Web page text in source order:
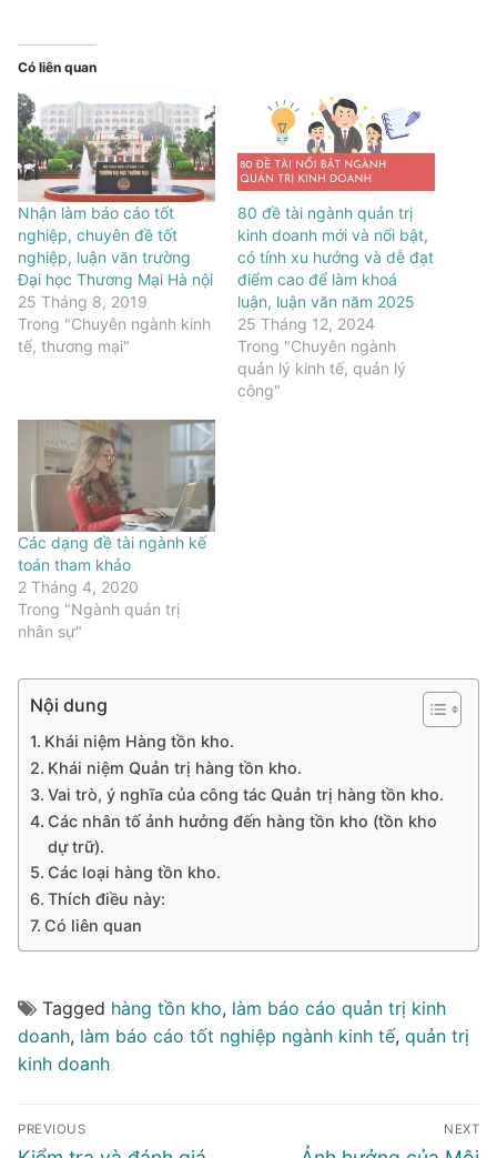
Có liên quan
Nhận làm báo cáo tốt
nghiệp, chuyên đề tốt
nghiệp, luận văn trường
Đại học Thương Mại Hà nội
25 Tháng 8, 2019
Trong "Chuyên ngành kinh
tế, thương mại"
80 đề tài ngành quản trị
kinh doanh mới và nổi bật,
có tính xu hướng và dễ đạt
điểm cao để làm khoá
luận, luận văn năm 2025
25 Tháng 12, 2024
Trong "Chuyên ngành
quản lý kinh tế, quản lý
công"
Các dạng đề tài ngành kế
toán tham khảo
2 Tháng 4, 2020
Trong "Ngành quản trị
nhân sự"
Nội dung
Khái niệm Hàng tồn kho.
Khái niệm Quản trị hàng tồn kho.
Vai trò, ý nghĩa của công tác Quản trị hàng tồn kho.
Các nhân tố ảnh hưởng đến hàng tồn kho (tồn kho
dự trữ).
Các loại hàng tồn kho.
Thích điều này:
Có liên quan
Tagged hàng tồn kho, làm báo cáo quản trị kinh
doanh, làm báo cáo tốt nghiệp ngành kinh tế, quản trị
kinh doanh
Điều
hướng
PREVIOUS NEXT